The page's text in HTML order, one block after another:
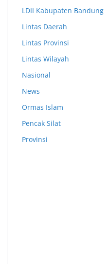
LDII Kabupaten Bandung
Lintas Daerah
Lintas Provinsi
Lintas Wilayah
Nasional
News
Ormas Islam
Pencak Silat
Provinsi